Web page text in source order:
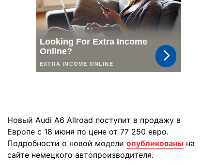
Новый Audi A6 Allroad поступит в продажу в
Европе с 18 июня по цене от 77 250 евро.
Подробности о новой модели опубликованы на
сайте немецкого автопроизводителя.